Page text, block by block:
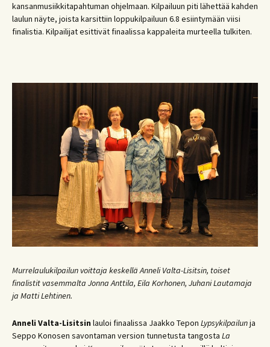
kansanmusiikkitapahtuman ohjelmaan. Kilpailuun piti lähettää kahden
laulun näyte, joista karsittiin loppukilpailuun 6.8 esiintymään viisi
finalistia. Kilpailijat esittivät finaalissa kappaleita murteella tulkiten.
Murrelaulukilpailun voittaja keskellä Anneli Valta-Lisitsin, toiset
finalistit vasemmalta Jonna Anttila, Eila Korhonen, Juhani Lautamaja
ja Matti Lehtinen.
Anneli Valta-Lisitsin lauloi finaalissa Jaakko Tepon Lypsykilpailunja
Seppo Konosen savontaman version tunnetusta tangosta La